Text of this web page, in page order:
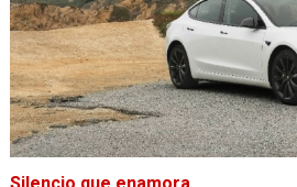
Silencio que enamora